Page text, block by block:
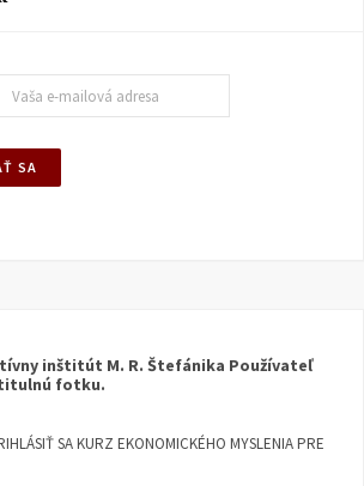
inštitút M. R. Štefánika Používateľ
fotku.
SA KURZ EKONOMICKÉHO MYSLENIA PRE